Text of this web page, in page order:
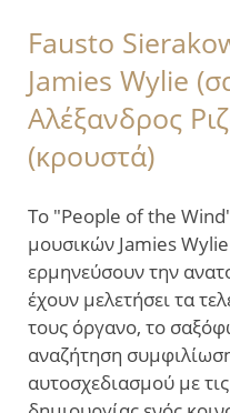
Fausto
Jamies Wylie
Αλέξανδρος
(κρουστά)
Το ​"People of the
μουσικών Jamies
ερμηνεύσουν την
έχουν μελετήσει τα
τους όργανο, το
αναζήτηση
αυτοσχεδιασμού με